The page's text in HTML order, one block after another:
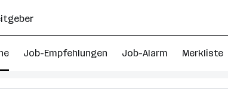
Job-Empfehlungen Job-Alarm Merkliste